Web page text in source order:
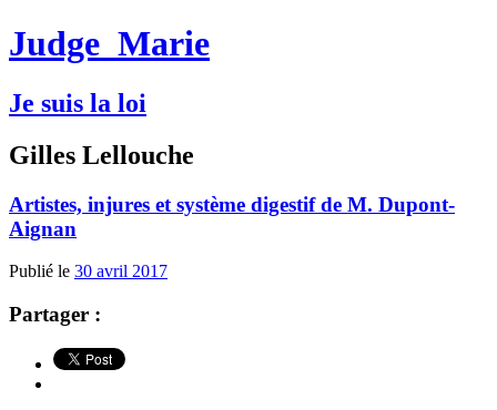
Judge Marie
Je suis la loi
Gilles Lellouche
Artistes, injures et système digestif de M. Dupont-
Aignan
Publié le 30 avril 2017
Partager :